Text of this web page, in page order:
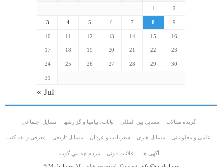
1
2
3 4 5 6 7 8 9
10 11 12 13 14 15 16
17 18 19 20 21 22 23
24 25 26 27 28 29 30
31
« Jul
گزیده مقالات مسایل بین المللی بیانات، پیامها و گزارشها مسايل اجتماعي
علمی و معلوماتی مسايل هنری شعر،ادب و عرفان مسایل تاریخی معرفی و نقد کتب
آگهی ها اعلانات فوتی مردم چه مي گويند
© Mashal.org All rights reserved. Contact: info@mashal.org